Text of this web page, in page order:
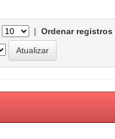
| Ordenar registros